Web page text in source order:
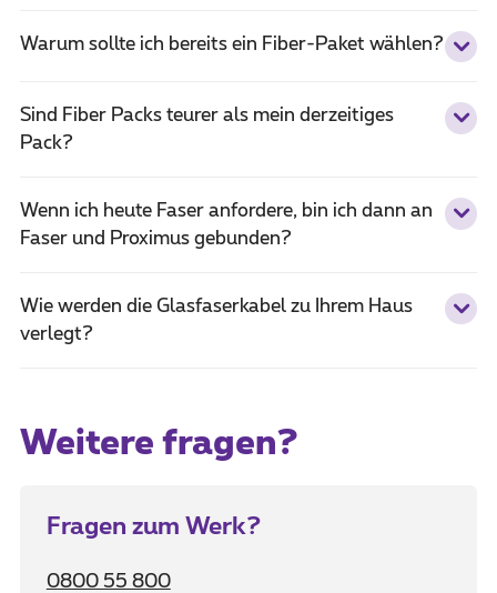
Warum sollte ich bereits ein Fiber-Paket wählen?
Sind Fiber Packs teurer als mein derzeitiges
Pack?
Wenn ich heute Faser anfordere, bin ich dann an
Faser und Proximus gebunden?
Wie werden die Glasfaserkabel zu Ihrem Haus
verlegt?
Weitere fragen?
Fragen zum Werk?
0800 55 800